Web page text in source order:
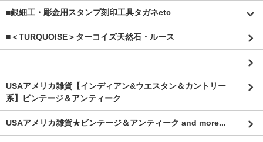
■銀細工・彫金用スタンプ刻印工具タガネetc
■＜TURQUOISE＞ターコイズ天然石・ルース
.
USAアメリカ雑貨【インディアン&ウエスタン＆カントリー
系】ビンテージ＆アンティーク
USAアメリカ雑貨★ビンテージ＆アンティーク and more...